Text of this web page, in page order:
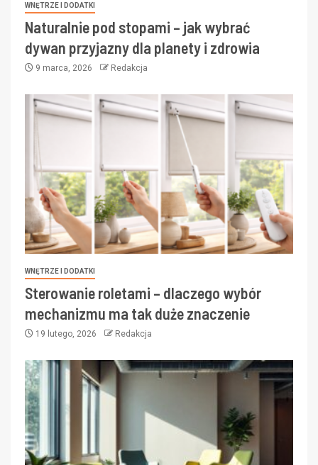
WNĘTRZE I DODATKI
Naturalnie pod stopami – jak wybrać
dywan przyjazny dla planety i zdrowia
9 marca, 2026 Redakcja
WNĘTRZE I DODATKI
Sterowanie roletami – dlaczego wybór
mechanizmu ma tak duże znaczenie
19 lutego, 2026 Redakcja